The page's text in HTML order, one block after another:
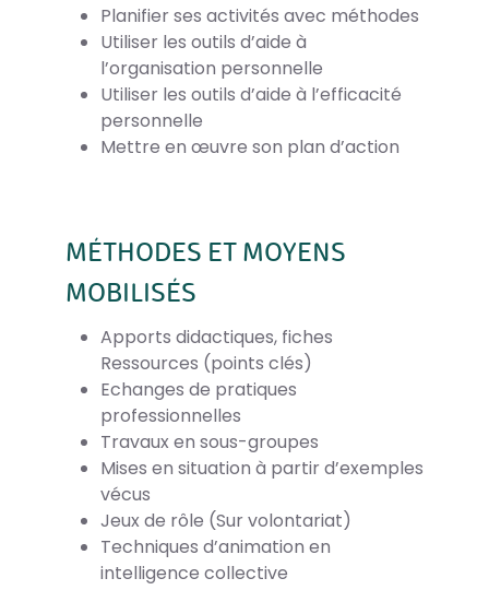
Planifier ses activités avec méthodes
Utiliser les outils d’aide à
l’organisation personnelle
Utiliser les outils d’aide à l’efficacité
personnelle
Mettre en œuvre son plan d’action
MÉTHODES ET MOYENS
MOBILISÉS
Apports didactiques, fiches
Ressources (points clés)
Echanges de pratiques
professionnelles
Travaux en sous-groupes
Mises en situation à partir d’exemples
vécus
Jeux de rôle (Sur volontariat)
Techniques d’animation en
intelligence collective